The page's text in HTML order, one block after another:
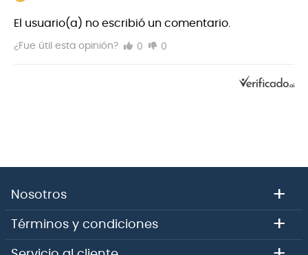
El usuario(a) no escribió un comentario.
¿Fue útil esta opinión? 0 0
Nosotros +
Términos y condiciones +